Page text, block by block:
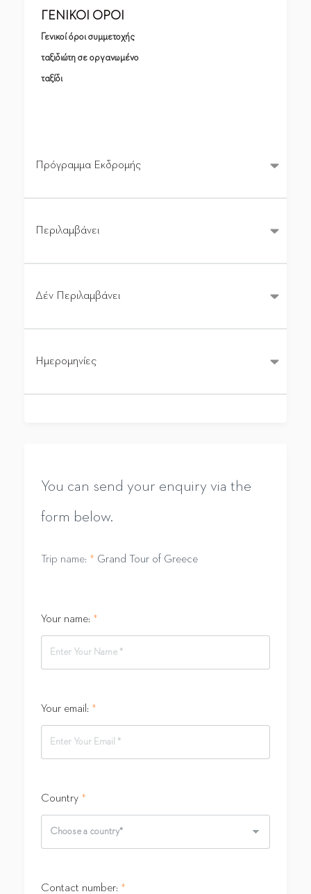
ΓΕΝΙΚΟΙ ΟΡΟΙ
Γενικοί όροι συμμετοχής
ταξιδιώτη σε οργανωμένο
ταξίδι
Πρόγραμμα Εκδρομής
Περιλαμβάνει
Δέν Περιλαμβάνει
Ημερομηνίες
You can send your enquiry via the
form below.
Trip name: * Grand Tour of Greece
Your name: *
Your email: *
Country *
Contact number: *